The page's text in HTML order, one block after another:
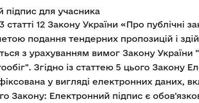
для учасника
статті 12 Закону України «Про публічні
подання тендерних пропозицій і
з урахуванням вимог Закону України
Згідно із статтею 5 цього Закону
у вигляді електронних даних,
Закону: Електронний підпис є